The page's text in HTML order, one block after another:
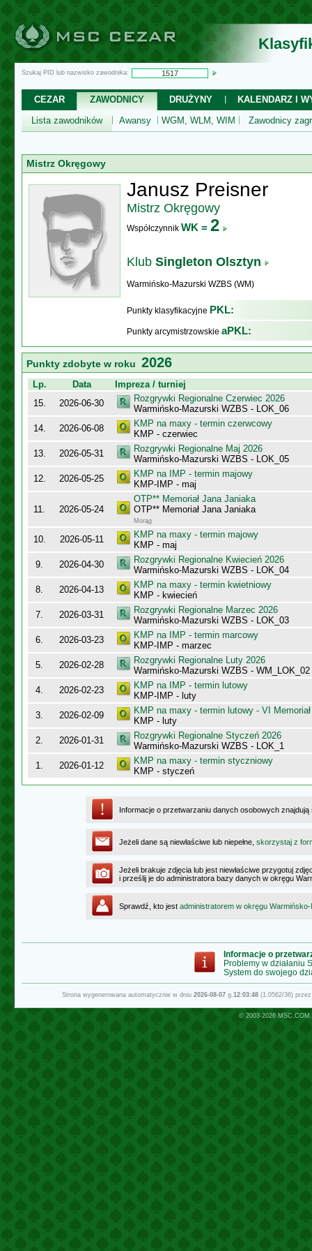
Szukaj PID lub nazwisko zawodnika:
CEZAR ZAWODNICY DRUŻYNY
KALENDARZ I
Lista zawodników
Awansy WGM, WLM, WIM Zawodnicy
Mistrz Okręgowy
Janusz Preisner
Mistrz Okręgowy
Współczynnik WK = 2
Klub Singleton Olsztyn
Warmińsko-Mazurski WZBS (WM)
Punkty klasyfikacyjne PKL:
Punkty arcymistrzowskie aPKL:
Punkty zdobyte w roku 2026
Lp. Data
Impreza / turniej
15.
2026-06-30
Rozgrywki Regionalne Czerwiec 2026
Warmińsko-Mazurski WZBS - LOK_06
14.
2026-06-08
KMP na maxy - termin czerwcowy
KMP - czerwiec
13.
2026-05-31
Rozgrywki Regionalne Maj 2026
Warmińsko-Mazurski WZBS - LOK_05
12.
2026-05-25
KMP na IMP - termin majowy
KMP-IMP - maj
11. 2026-05-24
OTP** Memoriał Jana Janiaka
OTP** Memoriał Jana Janiaka
Morąg
10. 2026-05-11
KMP na maxy - termin majowy
KMP - maj
9.
2026-04-30
Rozgrywki Regionalne Kwiecień 2026
Warmińsko-Mazurski WZBS - LOK_04
8.
2026-04-13
KMP na maxy - termin kwietniowy
KMP - kwiecień
7.
2026-03-31
Rozgrywki Regionalne Marzec 2026
Warmińsko-Mazurski WZBS - LOK_03
6.
2026-03-23
KMP na IMP - termin marcowy
KMP-IMP - marzec
5.
2026-02-28
Rozgrywki Regionalne Luty 2026
Warmińsko-Mazurski WZBS - WM_LOK_02
4.
2026-02-23
KMP na IMP - termin lutowy
KMP-IMP - luty
3.
2026-02-09
KMP na maxy - termin lutowy - VI
KMP - luty
2.
2026-01-31
Rozgrywki Regionalne Styczeń 2026
Warmińsko-Mazurski WZBS - LOK_1
1.
2026-01-12
KMP na maxy - termin styczniowy
KMP - styczeń
Informacje o przetwarzaniu danych osobowych
Jeżeli dane są niewłaściwe lub niepełne, skorzystaj z
Jeżeli brakuje zdjęcia lub jest niewłaściwe przygotuj
i prześlij je do administratora bazy danych w okręgu
Sprawdź, kto jest administratorem w okręgu
Informacje o
Problemy w działaniu
System do swojego
Strona wygenerowana automatycznie w dniu 2026-08-07g.12:03:48(1.0562/36)
© 2003-2026